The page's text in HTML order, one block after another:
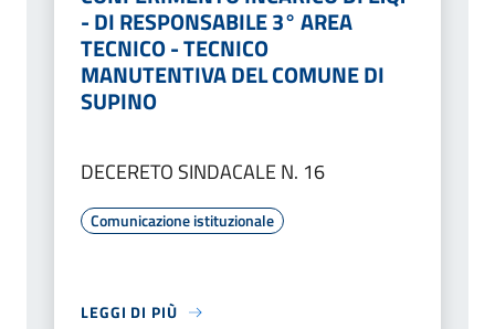
- DI RESPONSABILE 3° AREA
TECNICO - TECNICO
MANUTENTIVA DEL COMUNE DI
SUPINO
DECERETO SINDACALE N. 16
Comunicazione istituzionale
LEGGI DI PIÙ